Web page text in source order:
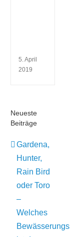
5. April
2019
Neueste
Beiträge
Gardena,
Hunter,
Rain Bird
oder Toro
–
Welches